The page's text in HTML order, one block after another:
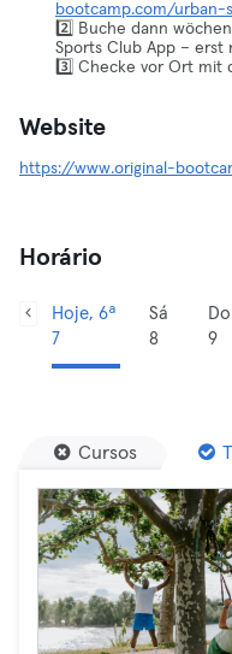
bootcamp.com/urban-
2️⃣ Buche dann
Sports Club App – erst
3️⃣ Checke vor Ort mit
Website
https://www.original-
Horário
Hoje, 6ª
7
Sá
8
Do
9
Cursos